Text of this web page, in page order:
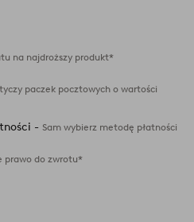
na najdroższy produkt*
paczek pocztowych o wartości
- Sam wybierz metodę płatności
prawo do zwrotu*